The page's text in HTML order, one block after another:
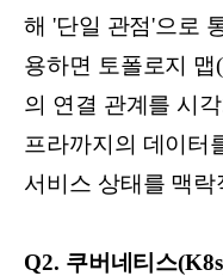
해 '단일 관점'으로
용하면 토폴로지 맵
의 연결 관계를 시
프라까지의 데이터
서비스 상태를 맥
Q2. 쿠버네티스